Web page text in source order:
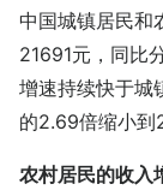
中国城镇居民和
21691元，同比
增速持续快于城
的2.69倍缩小到
农村居民的收入